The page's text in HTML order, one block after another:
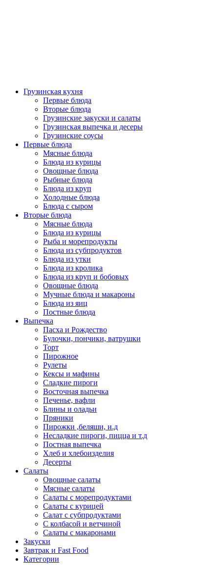
Грузинская кухня
Первые блюда
Вторые блюда
Грузинские закуски и салаты
Грузинская выпечка и десеры
Грузинские соусы
Первые блюда
Мясные блюда
Блюда из курицы
Овощные блюда
Рыбные блюда
Блюда из круп
Холодные блюда
Блюда с сыром
Вторые блюда
Мясные блюда
Блюда из курицы
Рыба и морепродукты
Блюда из субпродуктов
Блюда из утки
Блюда из кролика
Блюда из круп и бобовых
Овощные блюда
Мучные блюда и макароны
Блюда из яиц
Постные блюда
Выпечка
Пасха и Рождество
Булочки, пончики, ватрушки
Торт
Пирожное
Рулеты
Кексы и мафины
Сладкие пироги
Восточная выпечка
Печенье, вафли
Блины и оладьи
Пряники
Пирожки ,беляши, и.д
Несладкие пироги, пицца и т.д
Постная выпечка
Хлеб и хлебоизделия
Десерты
Салаты
Овощные салаты
Мясные салаты
Салаты с морепродуктами
Салаты с курицей
Салат с субпродуктами
С колбасой и ветчиной
Салаты с макаронами
Закуски
Завтрак и Fast Food
Категории